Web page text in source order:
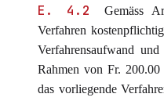
E. 4.2
Gemäss
Verfahren
Verfahrensaufwand
Rahmen von Fr.
das vorliegende